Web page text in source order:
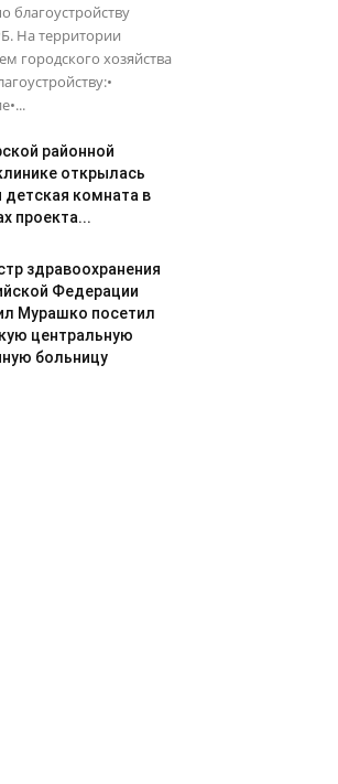
благоустройству
На территории
городского хозяйства
районной
открылась
детская комната в
проекта...
здравоохранения
Федерации
Мурашко посетил
центральную
больницу